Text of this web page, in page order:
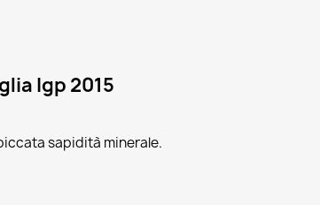
Igp 2015
sapidità minerale.